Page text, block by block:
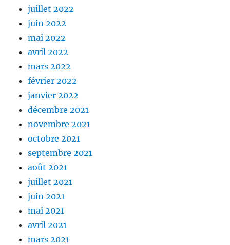
juillet 2022
juin 2022
mai 2022
avril 2022
mars 2022
février 2022
janvier 2022
décembre 2021
novembre 2021
octobre 2021
septembre 2021
août 2021
juillet 2021
juin 2021
mai 2021
avril 2021
mars 2021